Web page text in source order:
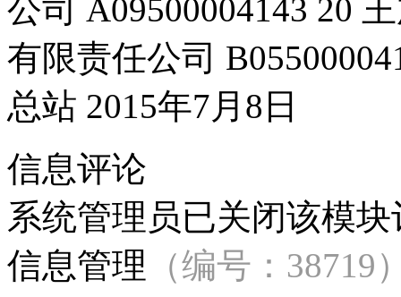
公司 A09500004143 20
有限责任公司
总站 2015年7月8日
信息评论
系统管理员已关闭该模
信息管理 （编号：38719